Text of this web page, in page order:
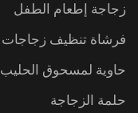
زجاجة إطعام الطفل
فرشاة تنظيف زجاجات
حاوية لمسحوق الحليب
حلمة الزجاجة